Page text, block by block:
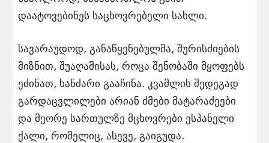
დაატოვებინეს საცხოვრებელი სახლი.
სავარაუდოდ, განაწყენებულმა, შურისძიების
მიზნით, შუაღამისას, როცა შენობაში მყოფებს
ეძინათ, ხანძარი გააჩინა. კვამლის შედეგად
გარდაცვლილები არიან ძმები მატარაძეები
და მეორე სართულზე მცხოვრები ესპანელი
ქალი, რომელიც, ასევე, გაიგუდა.